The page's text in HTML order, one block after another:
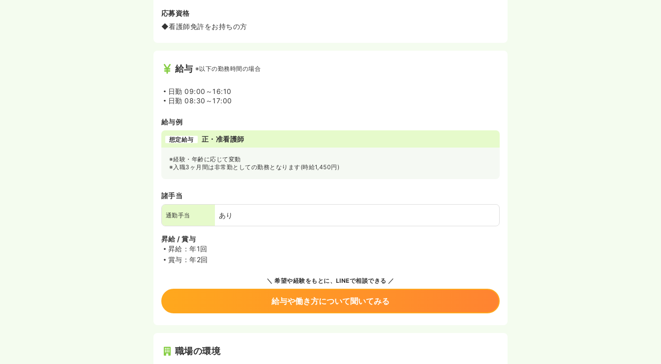
応募資格
◆看護師免許をお持ちの方
給与 ※以下の勤務時間の場合
日勤 09:00～16:10
日勤 08:30～17:00
給与例
想定給与 正・准看護師
※経験・年齢に応じて変動
※入職3ヶ月間は非常勤としての勤務となります(時給1,450円)
諸手当
通勤手当 あり
昇給 / 賞与
昇給：年1回
賞与：年2回
希望や経験をもとに、LINEで相談できる
給与や働き方について聞いてみる
職場の環境